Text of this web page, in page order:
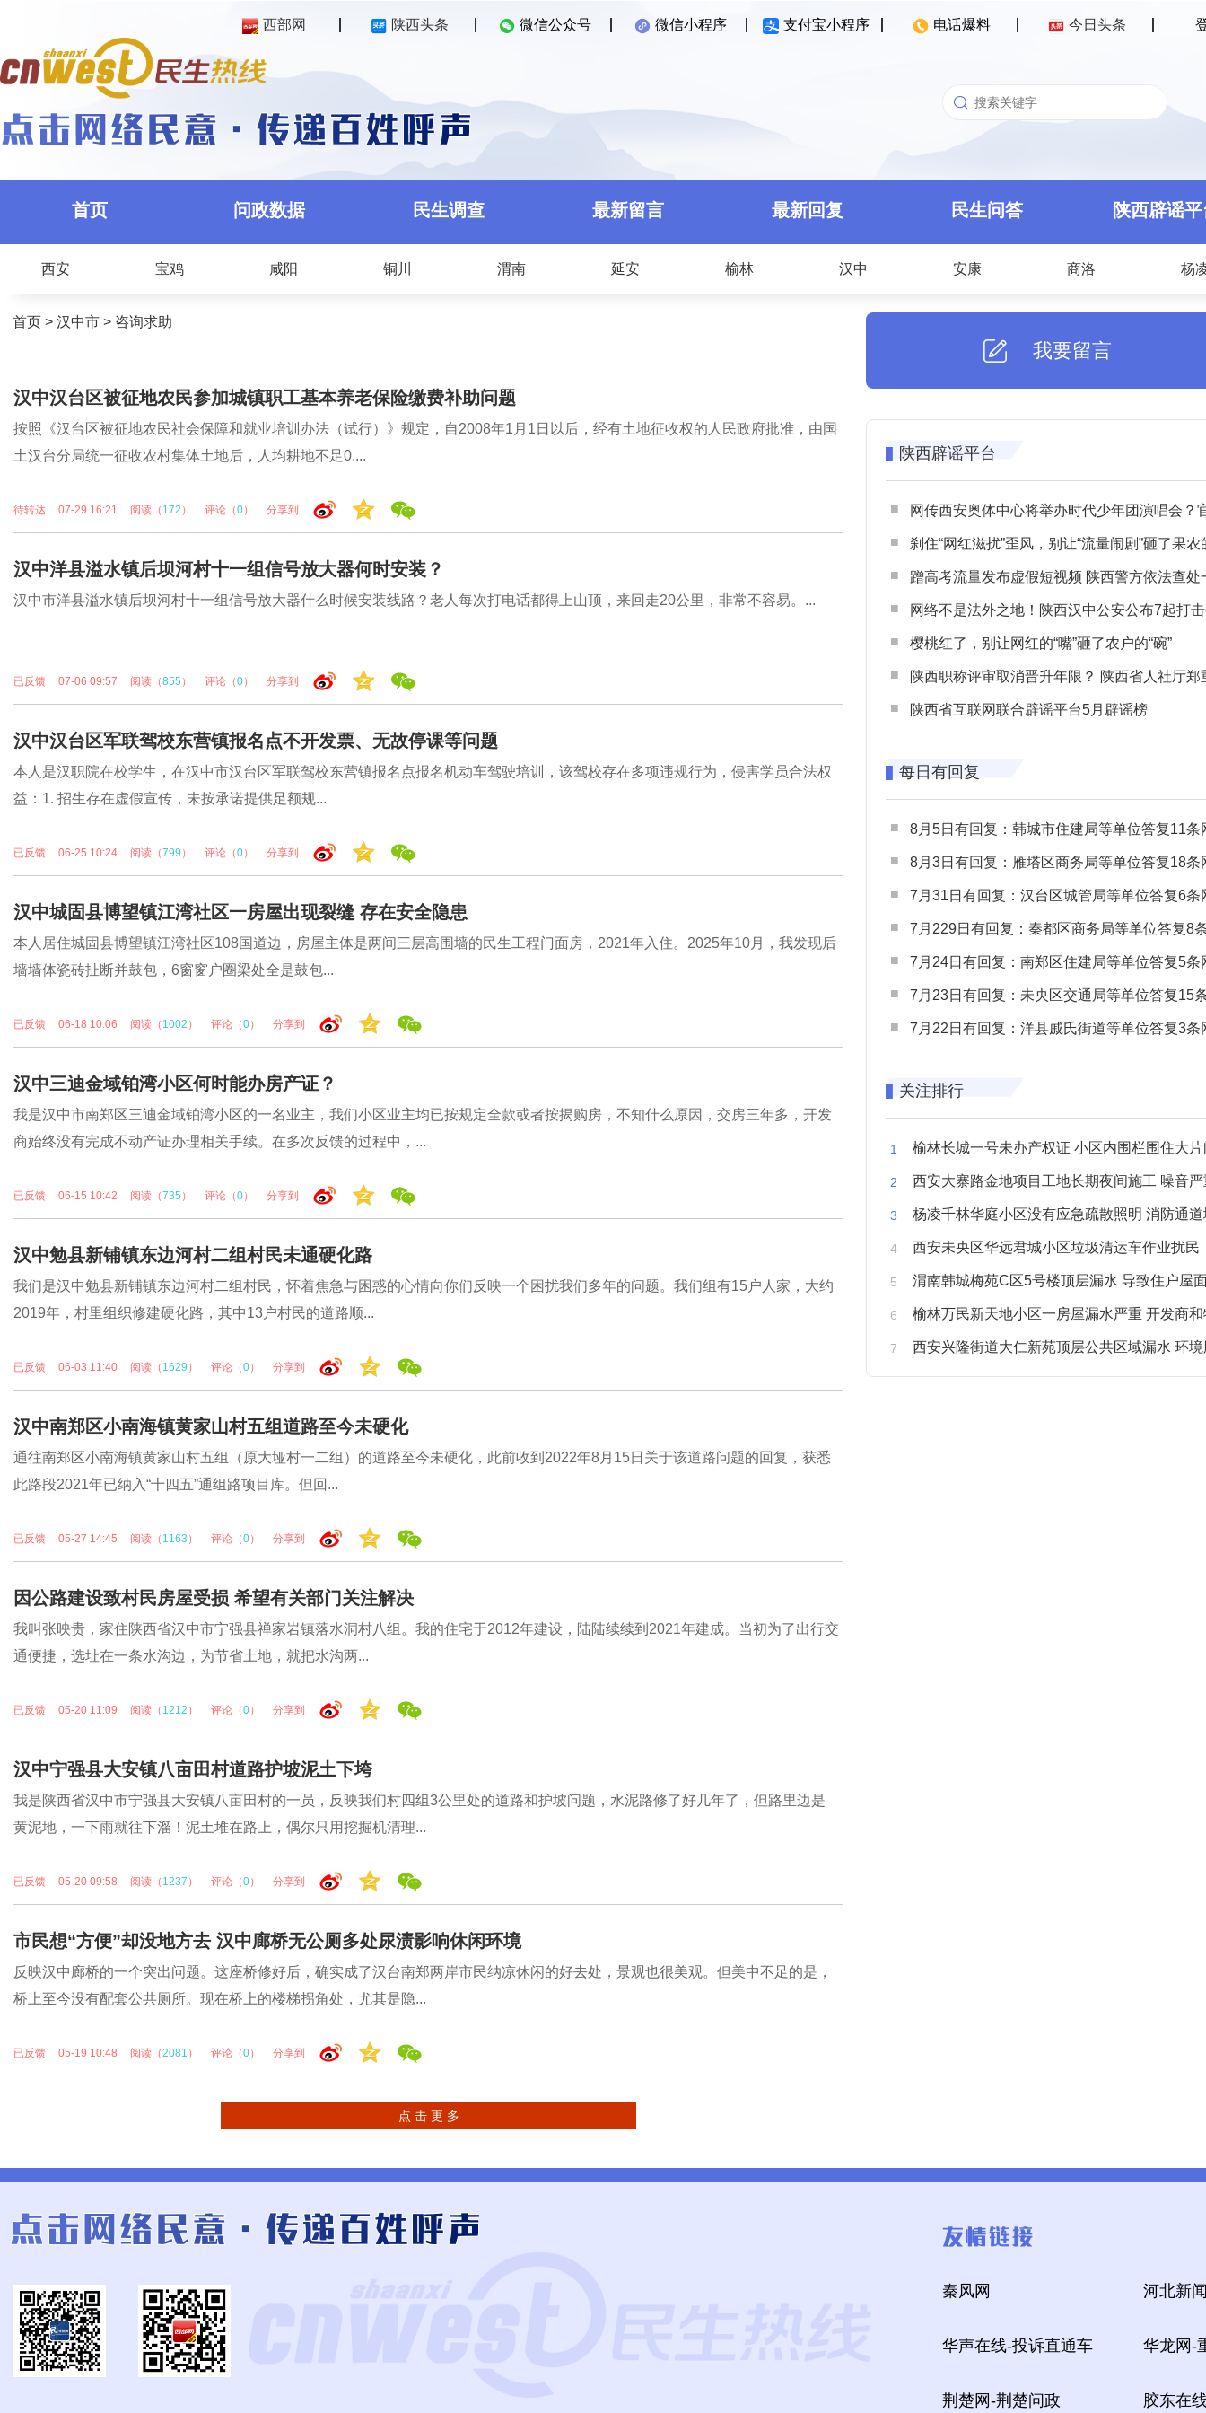
西部网 陕西头条 微信公众号 微信小程序 支付宝小程序 电话爆料 今日头条
首页 问政数据 民生调查 最新留言 最新回复 民生问答 陕西辟谣
西安 宝鸡 咸阳 铜川 渭南 延安 榆林 汉中 安康 商洛 杨
首页 > 汉中市 > 咨询求助
汉中汉台区被征地农民参加城镇职工基本养老保险缴费补助问题
按照《汉台区被征地农民社会保障和就业培训办法（试行）》规定，自2008年1月1日以后，经有土地征收权的人民政府批准，由国
土汉台分局统一征收农村集体土地后，人均耕地不足0....
待转达 07-29 16:21 阅读（ 172 ） 评论（0） 分享到
汉中洋县溢水镇后坝河村十一组信号放大器何时安装？
汉中市洋县溢水镇后坝河村十一组信号放大器什么时候安装线路？老人每次打电话都得上山顶，来回走20公里，非常不容易。...
已反馈 07-06 09:57 阅读（855 ） 评论（0） 分享到
汉中汉台区军联驾校东营镇报名点不开发票、无故停课等问题
本人是汉职院在校学生，在汉中市汉台区军联驾校东营镇报名点报名机动车驾驶培训，该驾校存在多项违规行为，侵害学员合法权
益：1. 招生存在虚假宣传，未按承诺提供足额规...
已反馈 06-25 10:24 阅读（799 ） 评论（0） 分享到
汉中城固县博望镇江湾社区一房屋出现裂缝 存在安全隐患
本人居住城固县博望镇江湾社区108国道边，房屋主体是两间三层高围墙的民生工程门面房，2021年入住。2025年10月，我发现后
墙墙体瓷砖扯断并鼓包，6窗窗户圈梁处全是鼓包...
已反馈 06-18 10:06 阅读（ 1002 ） 评论（0） 分享到
汉中三迪金域铂湾小区何时能办房产证？
我是汉中市南郑区三迪金域铂湾小区的一名业主，我们小区业主均已按规定全款或者按揭购房，不知什么原因，交房三年多，开发
商始终没有完成不动产证办理相关手续。在多次反馈的过程中，...
已反馈 06-15 10:42 阅读（735 ） 评论（0） 分享到
汉中勉县新铺镇东边河村二组村民未通硬化路
我们是汉中勉县新铺镇东边河村二组村民，怀着焦急与困惑的心情向你们反映一个困扰我们多年的问题。我们组有15户人家，大约
2019年，村里组织修建硬化路，其中13户村民的道路顺...
已反馈 06-03 11:40 阅读（ 1629 ） 评论（0） 分享到
汉中南郑区小南海镇黄家山村五组道路至今未硬化
通往南郑区小南海镇黄家山村五组（原大垭村一二组）的道路至今未硬化，此前收到2022年8月15日关于该道路问题的回复，获悉
此路段2021年已纳入“十四五”通组路项目库。但回...
已反馈 05-27 14:45 阅读（ 1163 ） 评论（0） 分享到
因公路建设致村民房屋受损 希望有关部门关注解决
我叫张映贵，家住陕西省汉中市宁强县禅家岩镇落水洞村八组。我的住宅于2012年建设，陆陆续续到2021年建成。当初为了出行交
通便捷，选址在一条水沟边，为节省土地，就把水沟两...
已反馈 05-20 11:09 阅读（ 1212 ） 评论（0） 分享到
汉中宁强县大安镇八亩田村道路护坡泥土下垮
我是陕西省汉中市宁强县大安镇八亩田村的一员，反映我们村四组3公里处的道路和护坡问题，水泥路修了好几年了，但路里边是
黄泥地，一下雨就往下溜！泥土堆在路上，偶尔只用挖掘机清理...
已反馈 05-20 09:58 阅读（ 1237 ） 评论（0） 分享到
市民想“方便”却没地方去 汉中廊桥无公厕多处尿渍影响休闲环境
反映汉中廊桥的一个突出问题。这座桥修好后，确实成了汉台南郑两岸市民纳凉休闲的好去处，景观也很美观。但美中不足的是，
桥上至今没有配套公共厕所。现在桥上的楼梯拐角处，尤其是隐...
已反馈 05-19 10:48 阅读（2081 ） 评论（0） 分享到
点 击 更 多
我要留言
陕西辟谣平台
网传西安奥体中心将举办时代少年团演唱会？官方回应：纯
刹住“网红滋扰”歪风，别让“流量闹剧”砸了果农
蹭高考流量发布虚假短视频 陕西警方依法查处一起涉高考网络
网络不是法外之地！陕西汉中公安公布7起打击整治网谣网暴典型
樱桃红了，别让网红的“嘴”砸了农户的“碗”
陕西职称评审取消晋升年限？ 陕西省人社厅郑重声明 谨防职称评审不实言
陕西省互联网联合辟谣平台5月辟谣榜
每日有回复
8月5日有回复：韩城市住建局等单位答复11条网民
8月3日有回复：雁塔区商务局等单位答复18条网民
7月31日有回复：汉台区城管局等单位答复6条网民
7月229日有回复：秦都区商务局等单位答复8条网民
7月24日有回复：南郑区住建局等单位答复5条网民
7月23日有回复：未央区交通局等单位答复15条网民
7月22日有回复：洋县戚氏街道等单位答复3条网民
关注排行
榆林长城一号未办产权证 小区内围栏围住大片闲置
西安大寨路金地项目工地长期夜间施工 噪音严重
杨凌千林华庭小区没有应急疏散照明 消防通
西安未央区华远君城小区垃圾清运车作业扰民
渭南韩城梅苑C区5号楼顶层漏水 导致住户屋面被
榆林万民新天地小区一房屋漏水严重 开发商和物业不予
西安兴隆街道大仁新苑顶层公共区域漏水 环
秦风网 河北新
华声在线-投诉直通车 华龙网-
荆楚网-荆楚问政 胶东在